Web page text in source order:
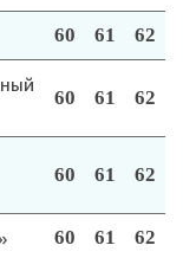
60 61 62
60 61 62
60 61 62
60 61 62